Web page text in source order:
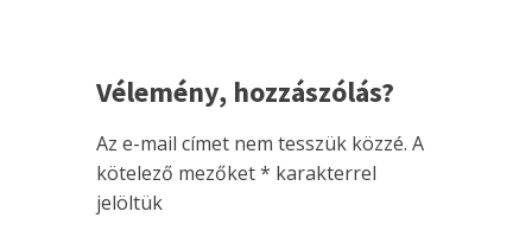
Vélemény, hozzászólás?
Az e-mail címet nem tesszük közzé. A
kötelező mezőket* karakterrel
jelöltük